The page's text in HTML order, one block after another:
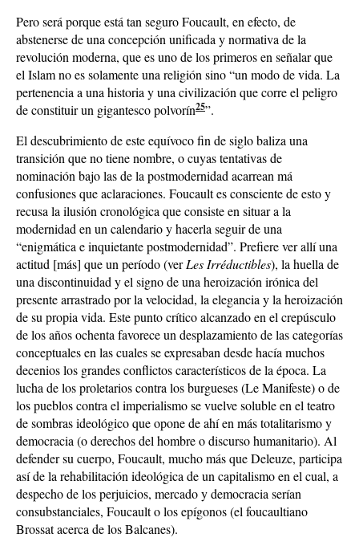
Pero será porque está tan seguro Foucault, en efecto, de
abstenerse de una concepción unificada y normativa de la
revolución moderna, que es uno de los primeros en señalar que
el Islam no es solamente una religión sino “un modo de vida. La
pertenencia a una historia y una civilización que corre el peligro
de constituir un gigantesco polvorín25”.
El descubrimiento de este equívoco fin de siglo baliza una
transición que no tiene nombre, o cuyas tentativas de
nominación bajo las de la postmodernidad acarrean má
confusiones que aclaraciones. Foucault es consciente de esto y
recusa la ilusión cronológica que consiste en situar a la
modernidad en un calendario y hacerla seguir de una
“enigmática e inquietante postmodernidad”. Prefiere ver allí una
actitud [más] que un período (verLes Irréductibles), la huella de
una discontinuidad y el signo de una heroización irónica del
presente arrastrado por la velocidad, la elegancia y la heroización
de su propia vida. Este punto crítico alcanzado en el crepúsculo
de los años ochenta favorece un desplazamiento de las categorías
conceptuales en las cuales se expresaban desde hacía muchos
decenios los grandes conflictos característicos de la época. La
lucha de los proletarios contra los burgueses (Le Manifeste) o de
los pueblos contra el imperialismo se vuelve soluble en el teatro
de sombras ideológico que opone de ahí en más totalitarismo y
democracia (o derechos del hombre o discurso humanitario). Al
defender su cuerpo, Foucault, mucho más que Deleuze, participa
así de la rehabilitación ideológica de un capitalismo en el cual, a
despecho de los perjuicios, mercado y democracia serían
consubstanciales, Foucault o los epígonos (el foucaultiano
Brossat acerca de los Balcanes).